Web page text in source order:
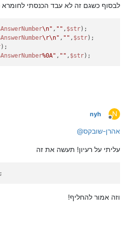
לבסוף כשגם זה לא עבד הכנסתי לחומרא
\n" , "" , $str);
\r\n" , "" , $str);
);
%0A" , "" , $str);
N
מנותק
nyh
@אהרן-שובקס
עליתי על רעיון! תעשה את זה
וזה אמור להחליף!